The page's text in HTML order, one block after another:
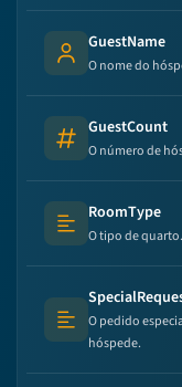
Person's name
GuestName
O nome do
Number
GuestCount
O número de
Text (multi-lines)
RoomType
O tipo de quarto.
Text (multi-
O pedido
hóspede.